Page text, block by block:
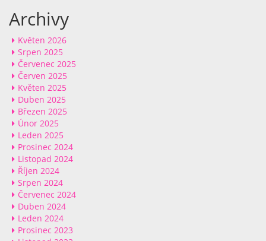
Archivy
Květen 2026
Srpen 2025
Červenec 2025
Červen 2025
Květen 2025
Duben 2025
Březen 2025
Únor 2025
Leden 2025
Prosinec 2024
Listopad 2024
Říjen 2024
Srpen 2024
Červenec 2024
Duben 2024
Leden 2024
Prosinec 2023